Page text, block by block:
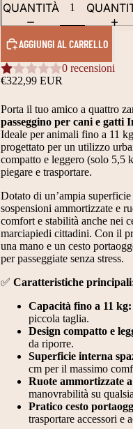
QUANTITÀ
AGGIUNGI AL CARRELLO
0 recensioni
€322,99 EUR
Porta il tuo amico a quattro
passeggino per cani e gatti
Ideale per animali fino a 11
progettato per un utilizzo
compatto e leggero (solo 5,5
piegare e trasportare.
Dotato di un’ampia
sospensioni ammortizzate e
comfort e stabilità anche nei
marciapiedi cittadini. Con il
una mano e un cesto
per passeggiate senza stress.
✅ Caratteristiche
Capacità fino a 11 kg:
piccola taglia.
Design compatto e
da riporre.
Superficie interna
cm per il massimo
Ruote ammortizzate a
manovrabilità su
Pratico cesto
trasportare accessori e